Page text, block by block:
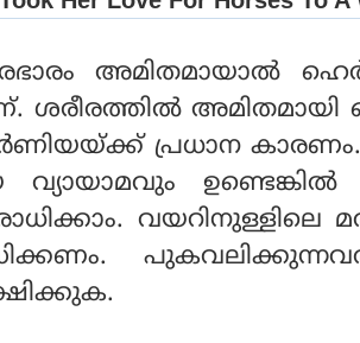
അമിതമായാല്‍
ശരീരത്തില്‍
പ്രധാന
വ്യായാമവും
വയറിനുള്ളിലെ